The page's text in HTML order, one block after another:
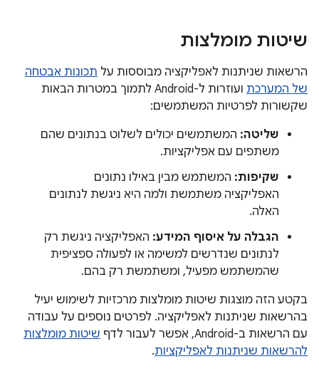
שיטות מומלצות
הרשאות שניתנות לאפליקציה מבוססות על תכונות אבטחה
של המערכת
ועוזרות ל-Android לתמוך במטרות הבאות
שקשורות לפרטיות המשתמשים:
שליטה: המשתמשים יכולים לשלוט בנתונים שהם
משתפים עם אפליקציות.
שקיפות: המשתמש מבין באילו נתונים
האפליקציה משתמשת ולמה היא ניגשת לנתונים
האלה.
הגבלה על איסוף המידע: האפליקציה ניגשת רק
לנתונים שנדרשים למשימה או לפעולה ספציפית
שהמשתמש מפעיל, ומשתמשת רק בהם.
בקטע הזה מוצגות שיטות מומלצות מרכזיות לשימוש יעיל
בהרשאות שניתנות לאפליקציה. לפרטים נוספים על עבודה
עם הרשאות ב-Android, אפשר לעבור לדף
שיטות מומלצות
להרשאות שניתנות לאפליקציות.